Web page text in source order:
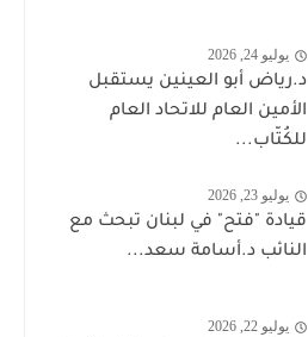
يوليو 24, 2026
د.رياض أبو العينين يستقبل
الأمين العام للاتحاد العام
للكُتّاب...
يوليو 23, 2026
قيادة "فتح" في لبنان تبحث مع
النائب د.أسامة سعد...
يوليو 22, 2026